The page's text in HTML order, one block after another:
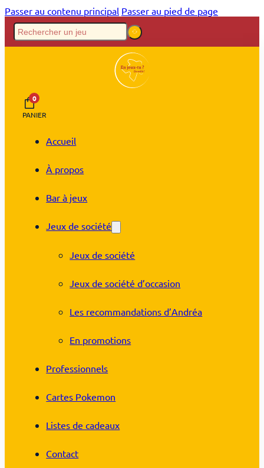
Passer au contenu principal Passer au pied de page
0
PANIER
Accueil
À propos
Bar à jeux
Jeux de société
Jeux de société
Jeux de société d’occasion
Les recommandations d’Andréa
En promotions
Professionnels
Cartes Pokemon
Listes de cadeaux
Contact